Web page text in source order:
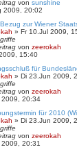
von sunshine
2009, 20:02
zur Wiener
» Fr 10.Jul 2009,
von zeerokah
15:40
für
» Di 23.Jun 2009,
von zeerokah
2009, 20:34
für 2010
» Di 23.Jun 2009,
von zeerokah
20:31